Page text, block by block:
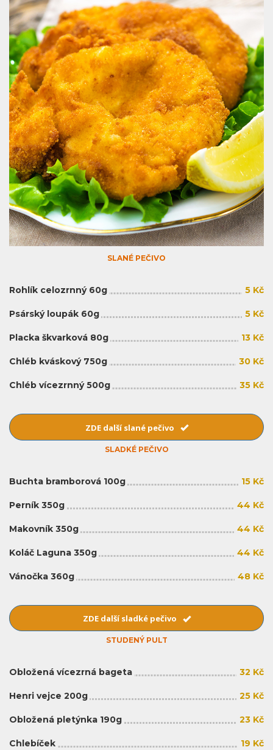
SLANÉ PEČIVO
Rohlík celozrnný 60g 5 Kč
Psárský loupák 60g 5 Kč
Placka škvarková 80g 13 Kč
Chléb kváskový 750g 30 Kč
Chléb vícezrnný 500g 35 Kč
ZDE další slané pečivo
SLADKÉ PEČIVO
Buchta bramborová 100g 15 Kč
Perník 350g 44 Kč
Makovník 350g 44 Kč
Koláč Laguna 350g 44 Kč
Vánočka 360g 48 Kč
ZDE další sladké pečivo
STUDENÝ PULT
Obložená vícezrná bageta 32 Kč
Henri vejce 200g 25 Kč
Obložená pletýnka 190g 23 Kč
Chlebíček 19 Kč